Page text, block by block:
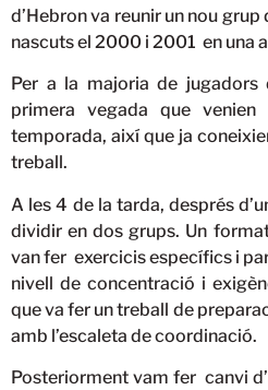
d’Hebron va reunir un nou
nascuts el 2000 i 2001 en una
Per a la majoria de jugadors
primera vegada que venien
temporada, així que ja
treball.
A les 4 de la tarda, després
dividir en dos grups. Un
van fer exercicis específics i
nivell de concentració i
que va fer un treball de
amb l’escaleta de coordinació.
Posteriorment vam fer canvi